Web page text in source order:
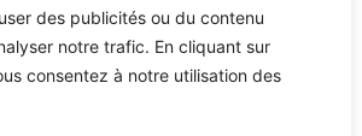
des publicités ou du contenu
notre trafic. En cliquant sur
consentez à notre utilisation des